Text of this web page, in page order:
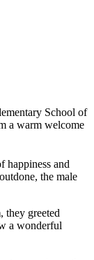
School of
a warm welcome
happiness and
the male
they greeted
a wonderful